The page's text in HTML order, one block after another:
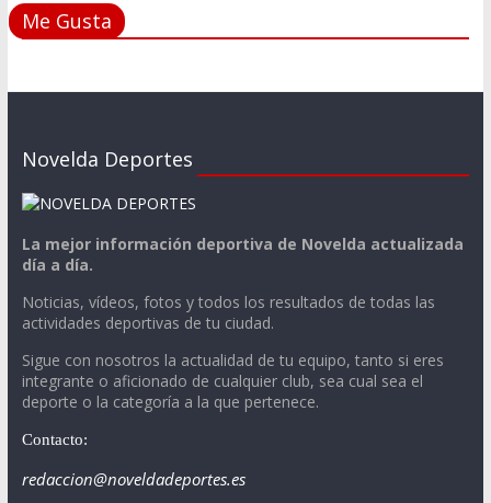
Me Gusta
Novelda Deportes
La mejor información deportiva de Novelda actualizada
día a día.
Noticias, vídeos, fotos y todos los resultados de todas las
actividades deportivas de tu ciudad.
Sigue con nosotros la actualidad de tu equipo, tanto si eres
integrante o aficionado de cualquier club, sea cual sea el
deporte o la categoría a la que pertenece.
Contacto:
redaccion@noveldadeportes.es